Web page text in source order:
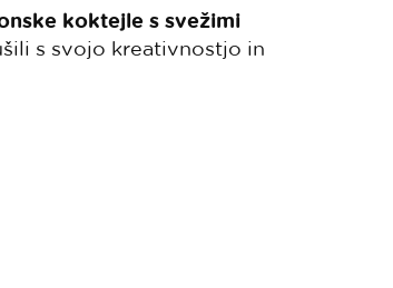
koktejle s svežimi
s svojo kreativnostjo in